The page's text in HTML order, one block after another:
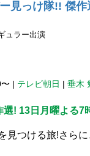
見っけ隊!! 傑作
ュラー出演
| テレビ朝日 | 垂木
! 13日月曜よる7
見つける旅!さら